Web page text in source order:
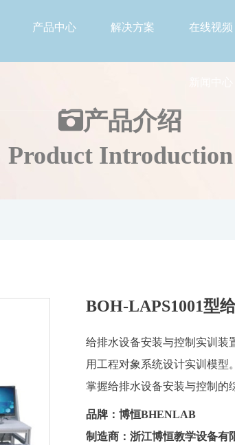
产品中心 解决方案 在线视频
产品介绍
Product Introduction
BOH-LAPS1001型
给排水设备安装与控制实训装
用工程对象系统设计实训模型
掌握给排水设备安装与控制的
品牌：博恒BHENLAB
制造商：浙江博恒教学设备有